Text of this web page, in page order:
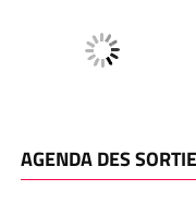
AGENDA DES